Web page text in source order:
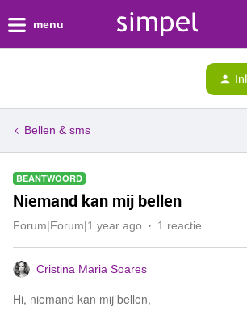
menu
Bellen & sms
BEANTWOORD
Niemand kan mij bellen
Forum|Forum|1 year ago 1 reactie
Cristina Maria Soares
Hi, niemand kan mij bellen,